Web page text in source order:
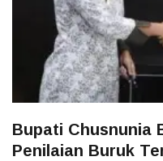
Bupati Chusnunia
Penilaian Buruk